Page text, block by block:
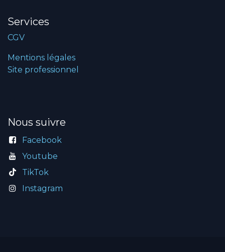
Services
CGV
Mentions légales
Site professionnel
Nous suivre
Facebook
Youtube
TikTok
Instagram